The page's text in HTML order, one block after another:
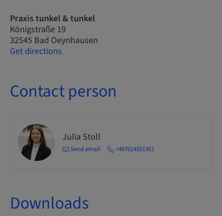
Praxis tunkel & tunkel
Königstraße 19
32545 Bad Oeynhausen
Get directions
Contact person
Julia Stoll
Send email +497614501361
Downloads